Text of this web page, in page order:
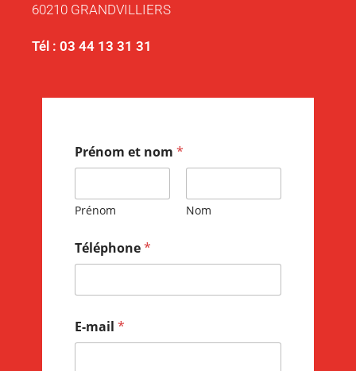
60210 GRANDVILLIERS
Tél : 03 44 13 31 31
Prénom et nom *
Prénom Nom
Téléphone*
E-mail *